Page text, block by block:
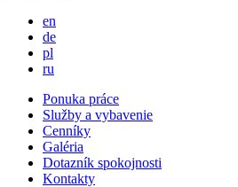
en
de
pl
ru
Ponuka práce
Služby a vybavenie
Cenníky
Galéria
Dotazník spokojnosti
Kontakty